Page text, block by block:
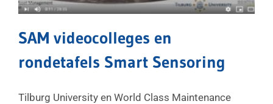
SAM videocolleges en
rondetafels Smart Sensoring
Tilburg University en World Class Maintenance